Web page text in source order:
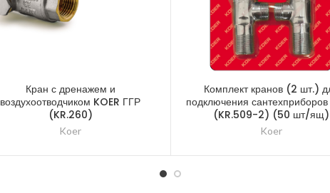
Кран с дренажем и
воздухоотводчиком KOER ГГР
(KR.260)
Koer
Комплект кранов (2 шт.)
подключения сантехприборов
(KR.509-2) (50 шт/ящ)
Koer